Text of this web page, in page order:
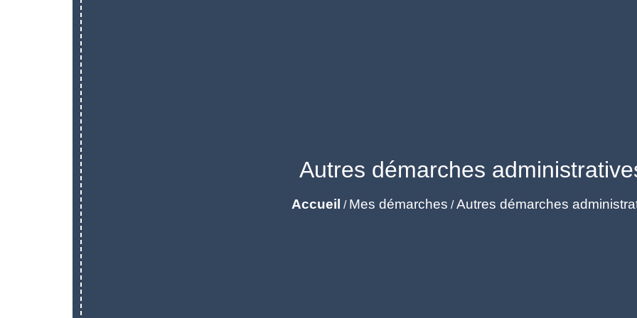
Autres démarches
Accueil / Mes démarches /Autres démarches